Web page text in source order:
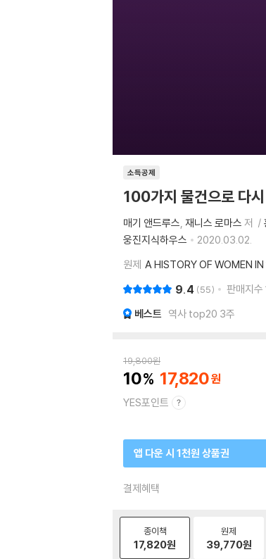
소득공제
100가지 물건으로 다
매기 앤드루스 재니스 로마스 저
웅진지식하우스
2020.03.02.
원제 A HISTORY OF WOMEN
9.4 55 판매지수
베스트 역사 top20 3주
19,800원
10 17,820
YES포인트
앱 다운 시 1천원 상품권
결제혜택
종이책
17,820원
원제
39,770원